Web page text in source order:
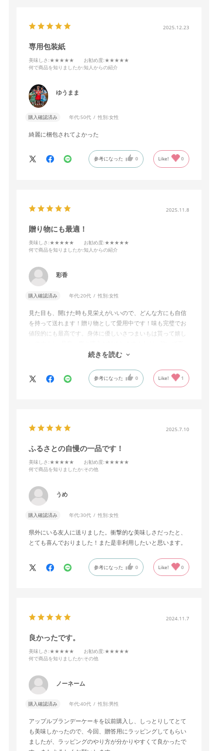
2025.12.23
専用包装紙
美味しさ :★★★★★ お勧め度:★★★★★
何で商品を知りましたか:知人からの紹介
ゆうまま
購入確認済み 年代:50代 性別:女性
綺麗に梱包されてよかった
参考になった 0 Like! 0
2025.11.8
贈り物にも最適！
美味しさ :★★★★★ お勧め度:★★★★★
何で商品を知りましたか:知人からの紹介
彩香
購入確認済み 年代:20代 性別:女性
見た目も、開けた時も見栄えがいいので、どんな方にも自信
を持って送れます！贈り物として愛用中です！味も完璧でお
値段的にも最高です。身体に優しいさつまいもは貰って嬉し
うなら、すべての商品にのしが選択できたら尚嬉しいです！
続きを読む
参考になった 0 Like! 1
2025.7.10
ふるさとの自慢の一品です！
美味しさ :★★★★★ お勧め度:★★★★★
何で商品を知りましたか:その他
うめ
購入確認済み 年代:30代 性別:女性
県外にいる友人に送りました。衝撃的な美味しさだったと、
とても喜んでおりました！また是非利用したいと思います。
参考になった 0 Like! 0
2024.11.7
良かったです。
美味しさ :★★★★★ お勧め度:★★★★★
何で商品を知りましたか:その他
ノーネーム
購入確認済み 年代:40代 性別:男性
アップルブランデーケーキを以前購入し、しっとりしてとて
も美味しかったので、今回、贈答用にラッピングしてもらい
ましたが、ラッピングのやり方が分かりやすくて良かったで